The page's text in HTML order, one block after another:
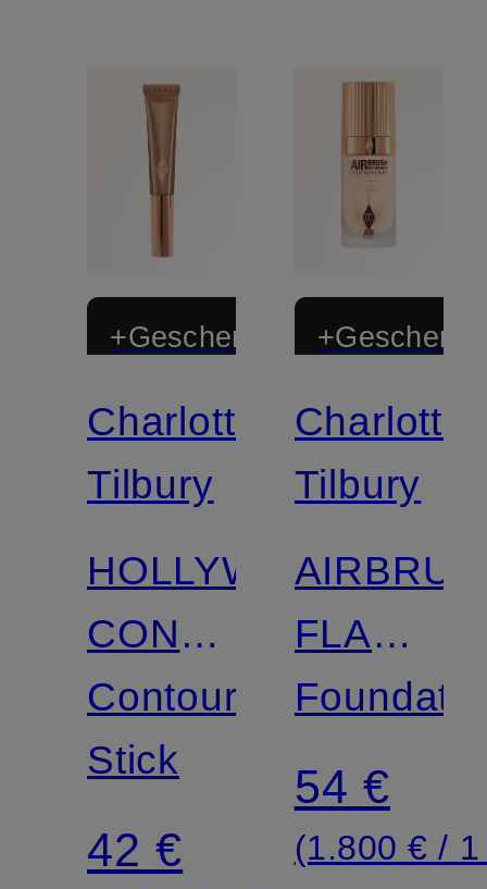
+Geschenk
Zertifiziert
Charlotte
Tilbury
HOLLYWOOD
CONTOUR
WAND
Contouring
Stick
42 €
+Geschenk
Zertifiziert
Charlotte
Tilbury
54 €
(1.800 € /